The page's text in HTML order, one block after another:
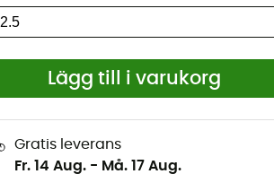
Lägg till i varukorg
Gratis leverans
Fr. 14 Aug. - Må. 17 Aug.